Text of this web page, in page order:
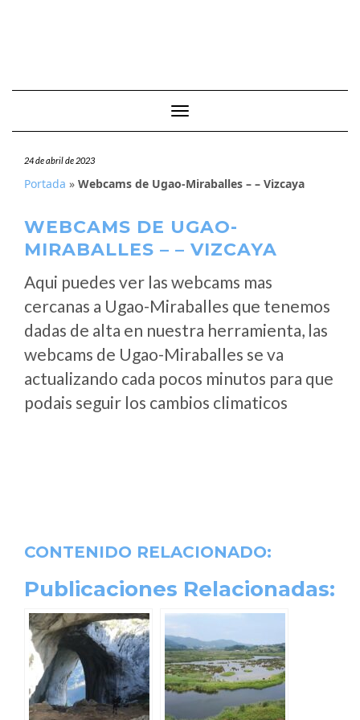
Cambiar modo de navegación
24 de abril de 2023
Portada » Webcams de Ugao-Miraballes – – Vizcaya
WEBCAMS DE UGAO-
MIRABALLES – – VIZCAYA
Aqui puedes ver las webcams mas
cercanas a Ugao-Miraballes que tenemos
dadas de alta en nuestra herramienta, las
webcams de Ugao-Miraballes se va
actualizando cada pocos minutos para que
podais seguir los cambios climaticos
CONTENIDO RELACIONADO:
Publicaciones Relacionadas: